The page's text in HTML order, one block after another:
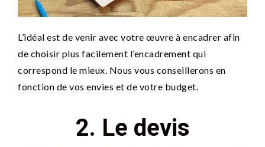
L’idéal est de venir avec votre œuvre à encadrer afin
de choisir plus facilement l’encadrement qui
correspond le mieux. Nous vous conseillerons en
fonction de vos envies et de votre budget.
2. Le devis